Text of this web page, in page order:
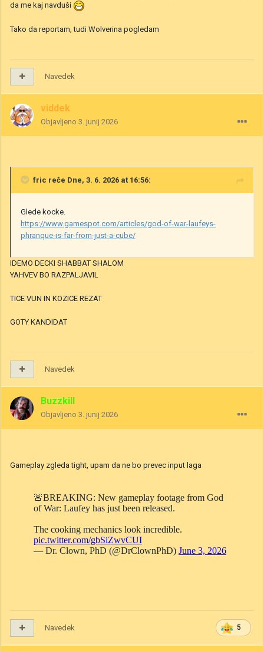
da me kaj navduši
Tako da reportam, tudi Wolverina pogledam
Navedek
viddek
Objavljeno 3. junij 2026
fric reče Dne, 3. 6. 2026 at 16:56:
Glede kocke.
https://www.gamespot.com/articles/god-of-war-laufeys-
phranque-is-far-from-just-a-cube/
IDEMO DECKI SHABBAT SHALOM
YAHVEV BO RAZPALJAVIL
TICE VUN IN KOZICE REZAT
GOTY KANDIDAT
Navedek
Buzzkill
Objavljeno 3. junij 2026
Gameplay zgleda tight, upam da ne bo prevec input laga
5
Navedek